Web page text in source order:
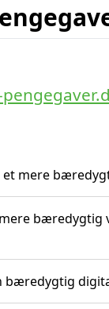
et mere
bæredygtig
bæredygtig